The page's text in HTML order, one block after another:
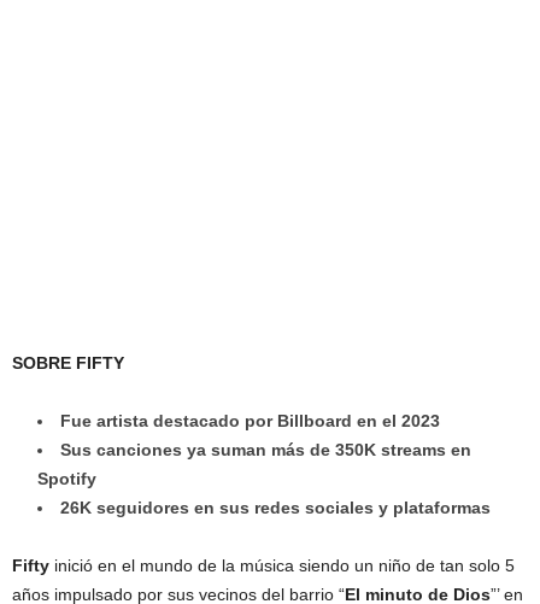
SOBRE FIFTY
Fue artista destacado por Billboard en el 2023
Sus canciones ya suman más de 350K streams en
Spotify
26K seguidores en sus redes sociales y plataformas
Fifty inició en el mundo de la música siendo un niño de tan solo 5
años impulsado por sus vecinos del barrio “El minuto de Dios”’ en